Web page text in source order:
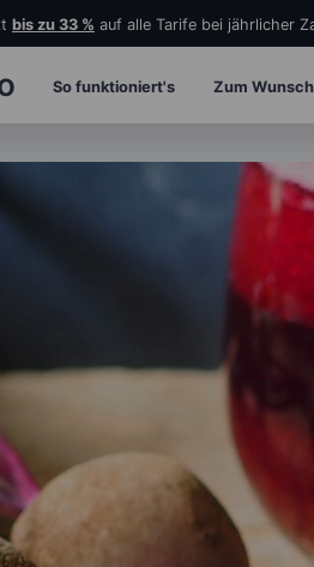
bis zu 33 % auf alle Tarife bei jährlicher
So funktioniert's Zum